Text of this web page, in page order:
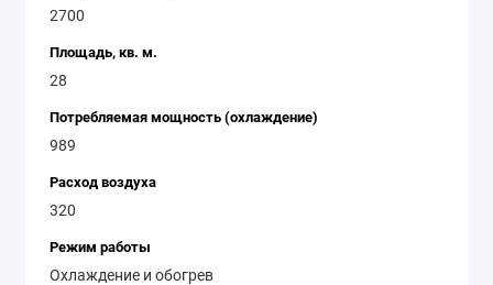
2700
Площадь, кв. м.
28
Потребляемая мощность (охлаждение)
989
Расход воздуха
320
Режим работы
Охлаждение и обогрев